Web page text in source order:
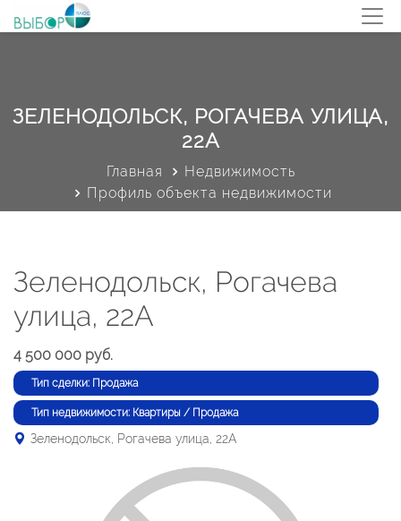
ЗЕЛЕНОДОЛЬСК, РОГАЧЕВА УЛИЦА,
22А
Главная
Недвижимость
Профиль объекта недвижимости
Зеленодольск, Рогачева
улица, 22А
4 500 000 руб.
Тип сделки: Продажа
Тип недвижимости: Квартиры / Продажа
Зеленодольск, Рогачева улица, 22А